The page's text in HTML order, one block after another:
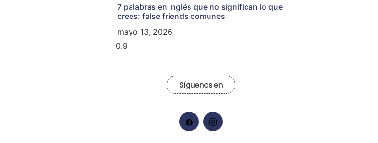
7 palabras en inglés que no significan lo que
crees: false friends comunes
mayo 13, 2026
Síguenos en